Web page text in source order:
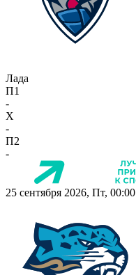
Лада
П1
-
X
-
П2
-
25 сентября 2026, Пт, 00:00